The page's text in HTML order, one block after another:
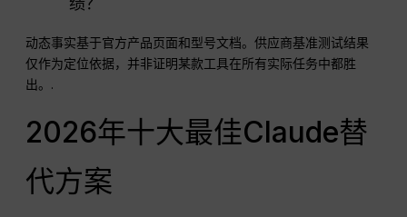
动态事实基于官方产品页面和型号文档。供应商基准测试结果
仅作为定位依据，并非证明某款工具在所有实际任务中都胜
出。.
2026年十大最佳Claude替
代方案